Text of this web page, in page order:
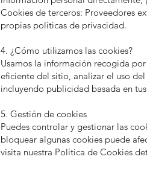
Cookies de terceros: Proveedores
propias políticas de privacidad.
4. ¿Cómo utilizamos las cookies?
Usamos la información recogida
eficiente del sitio, analizar el uso
incluyendo publicidad basada en
5. Gestión de cookies
Puedes controlar y gestionar las
bloquear algunas cookies puede
visita nuestra Política de Cookies